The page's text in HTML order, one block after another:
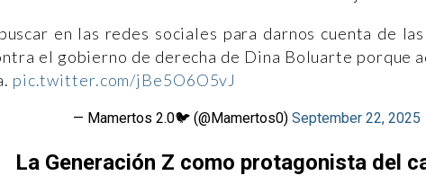
en las redes sociales para darnos cuenta de
el gobierno de derecha de Dina Boluarte porque
pic.twitter.com/jBe5O6O5vJ
— Mamertos 2.0🐦 (@Mamertos0) September 22, 2025
La Generación Z como protagonista del